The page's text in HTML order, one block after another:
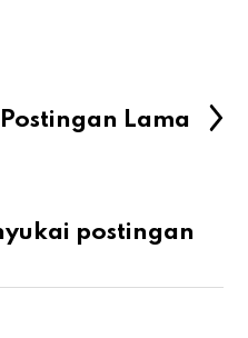
Postingan Lama
postingan